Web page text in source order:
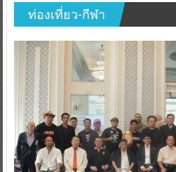
ท่องเที่ยว-กีฬา